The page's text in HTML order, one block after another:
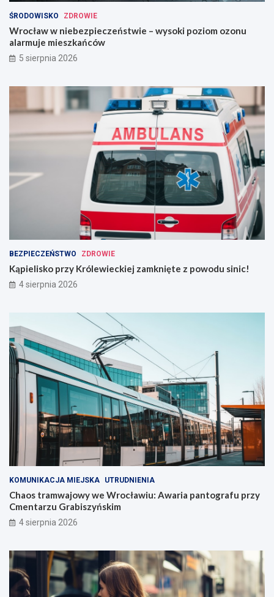
ŚRODOWISKO ZDROWIE
Wrocław w niebezpieczeństwie – wysoki poziom ozonu
alarmuje mieszkańców
5 sierpnia 2026
BEZPIECZEŃSTWO ZDROWIE
Kąpielisko przy Królewieckiej zamknięte z powodu sinic!
4 sierpnia 2026
KOMUNIKACJA MIEJSKA UTRUDNIENIA
Chaos tramwajowy we Wrocławiu: Awaria pantografu przy
Cmentarzu Grabiszyńskim
4 sierpnia 2026